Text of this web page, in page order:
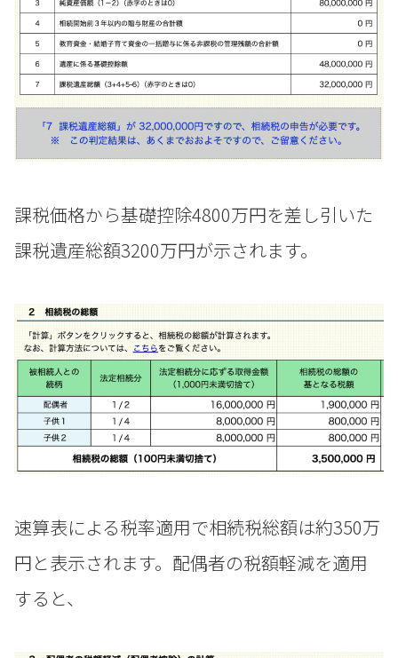
課税価格から基礎控除4800万円を差し引いた
課税遺産総額3200万円が示されます。
速算表による税率適用で相続税総額は約350万
円と表示されます。配偶者の税額軽減を適用
すると、